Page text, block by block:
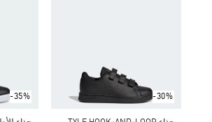
-30%
-35%